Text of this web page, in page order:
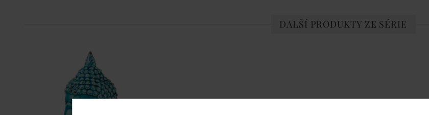
DALŠÍ PRODUKTY ZE SÉRIE